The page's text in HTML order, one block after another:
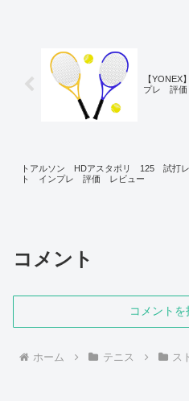
【
プレ 評
トアルソン HDアスタポリ 125 試打
ト インプレ 評価 レビュー
コメント
コメントを
ホーム テニス ス